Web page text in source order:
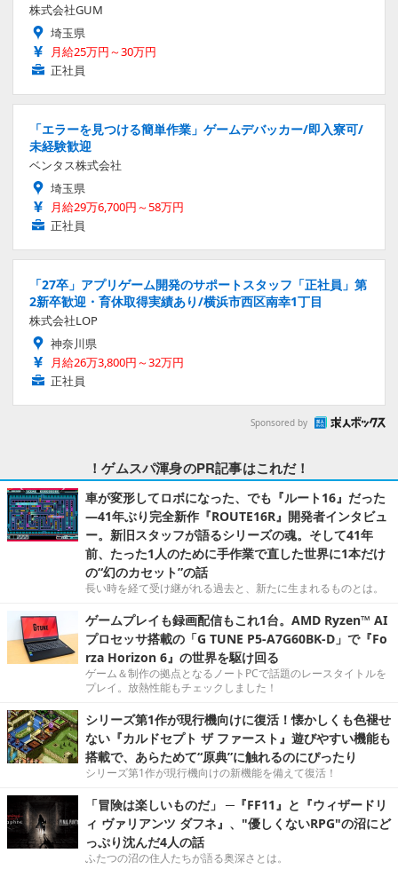
株式会社GUM
埼玉県
月給25万円～30万円
正社員
「エラーを見つける簡単作業」ゲームデバッカー/即入寮可/
未経験歓迎
ベンタス株式会社
埼玉県
月給29万6,700円～58万円
正社員
「27卒」アプリゲーム開発のサポートスタッフ「正社員」第
2新卒歓迎・育休取得実績あり/横浜市西区南幸1丁目
株式会社LOP
神奈川県
月給26万3,800円～32万円
正社員
Sponsored by
！ゲムスパ渾身のPR記事はこれだ！
車が変形してロボになった、でも『ルート16』だった
―41年ぶり完全新作『ROUTE16R』開発者インタビュ
ー。新旧スタッフが語るシリーズの魂。そして41年
前、たった1人のために手作業で直した世界に1本だけ
の“幻のカセット”の話
長い時を経て受け継がれる過去と、新たに生まれるものとは。
ゲームプレイも録画配信もこれ1台。AMD Ryzen™ AI
プロセッサ搭載の「G TUNE P5-A7G60BK-D」で『Fo
rza Horizon 6』の世界を駆け回る
ゲーム＆制作の拠点となるノートPCで話題のレースタイトルを
プレイ。放熱性能もチェックしました！
シリーズ第1作が現行機向けに復活！懐かしくも色褪せ
ない『カルドセプト ザ ファースト』遊びやすい機能も
搭載で、あらためて“原典”に触れるのにぴったり
シリーズ第1作が現行機向けの新機能を備えて復活！
「冒険は楽しいものだ」 ─『FF11』と『ウィザードリ
ィ ヴァリアンツ ダフネ』、"優しくないRPG"の沼にど
っぷり沈んだ4人の話
ふたつの沼の住人たちが語る奥深さとは。